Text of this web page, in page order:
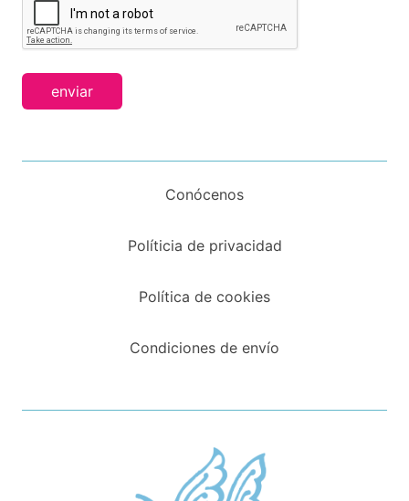
enviar
Conócenos
Políticia de privacidad
Política de cookies
Condiciones de envío